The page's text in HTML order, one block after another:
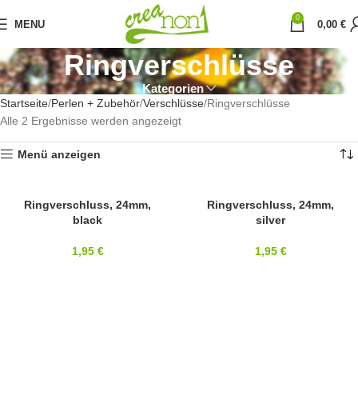
MENU
0
0,00 €
Ringverschlüsse
Kategorien
Startseite Perlen + Zubehör Verschlüsse Ringverschlüsse
Alle 2 Ergebnisse werden angezeigt
Menü anzeigen
24MMRingverschluss, 24mm,
black
1,95 €
24MMRingverschluss, 24mm,
silver
1,95 €